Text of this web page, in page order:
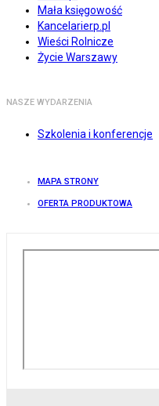
Mała księgowość
Kancelarierp.pl
Wieści Rolnicze
Życie Warszawy
NASZE WYDARZENIA
Szkolenia i konferencje
MAPA STRONY
OFERTA PRODUKTOWA